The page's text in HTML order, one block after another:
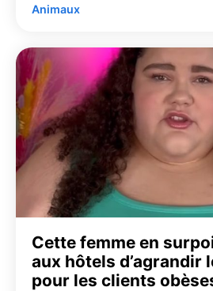
Animaux
Cette femme en
aux hôtels d’agrandir
pour les clients